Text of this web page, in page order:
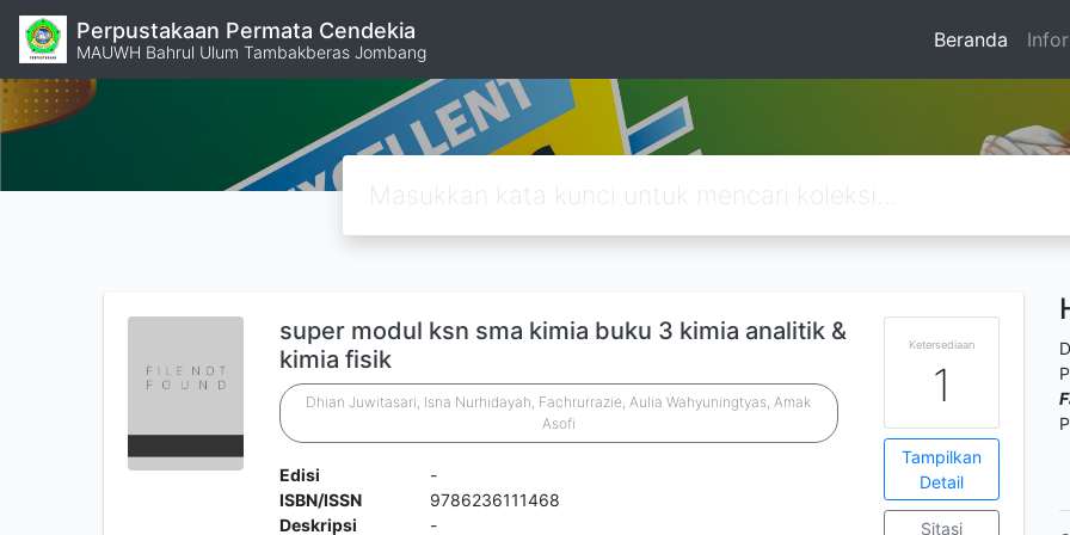
Perpustakaan Permata Cendekia
MAUWH Bahrul Ulum Tambakberas Jombang Beranda
super modul ksn sma kimia buku 3 kimia analitik &
kimia fisik
Dhian Juwitasari, Isna Nurhidayah, Fachrurrazie, Aulia Wahyuningtyas, Amak
Asofi
Edisi
-
ISBN/ISSN
9786236111468
Deskripsi
-
Ketersediaan
1
Tampilkan
Detail
Sitasi